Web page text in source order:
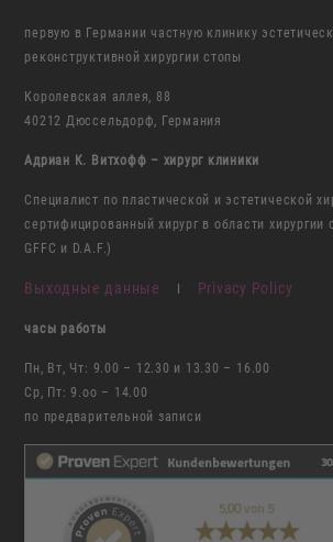
первую в Германии частную клинику
реконструктивной хирургии стопы
Королевская аллея, 88
40212 Дюссельдорф, Германия
Адриан К. Витхофф – хирург клиники
Специалист по пластической и эстетической
сертифицированный хирург в области хирургии
GFFC и D.A.F.)
Выходные данные Privacy Policy
часы работы
Пн, Вт, Чт: 9.00 – 12.30 и 13.30 – 16.00
Ср, Пт: 9.oo – 14.00
по предварительной записи